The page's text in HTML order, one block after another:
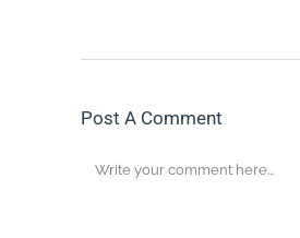
Post A Comment